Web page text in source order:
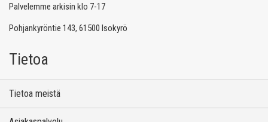
Palvelemme arkisin klo 7-17
Pohjankyröntie 143, 61500 Isokyrö
Tietoa
Tietoa meistä